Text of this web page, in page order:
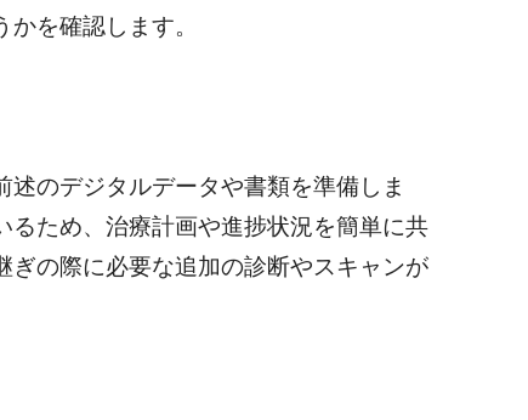
を確認します。
のデジタルデータや書類を準備しま
ため、治療計画や進捗状況を簡単に共
の際に必要な追加の診断やスキャンが